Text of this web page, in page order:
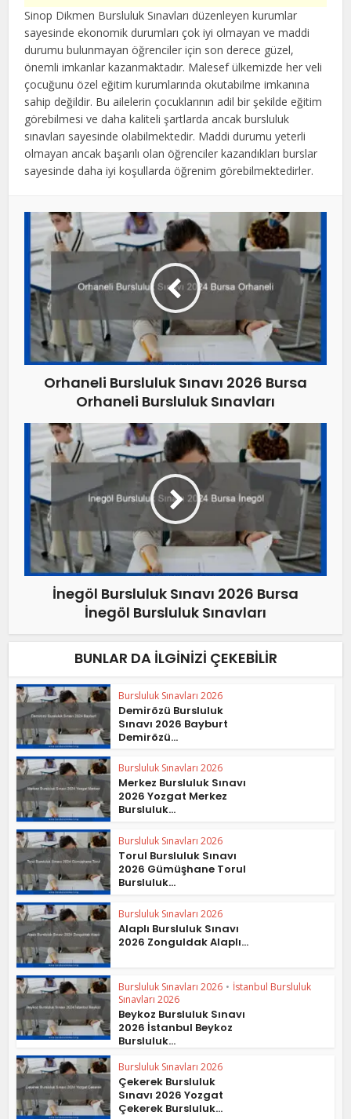
alan
boş
bırakılmalıdır
Sinop Dikmen Bursluluk Sınavları düzenleyen kurumlar
sayesinde ekonomik durumları çok iyi olmayan ve maddi
durumu bulunmayan öğrenciler için son derece güzel,
önemli imkanlar kazanmaktadır. Malesef ülkemizde her veli
çocuğunu özel eğitim kurumlarında okutabilme imkanına
sahip değildir. Bu ailelerin çocuklarının adil bir şekilde eğitim
görebilmesi ve daha kaliteli şartlarda ancak bursluluk
sınavları sayesinde olabilmektedir. Maddi durumu yeterli
olmayan ancak başarılı olan öğrenciler kazandıkları burslar
sayesinde daha iyi koşullarda öğrenim görebilmektedirler.
Orhaneli Bursluluk Sınavı 2026 Bursa
Orhaneli Bursluluk Sınavları
İnegöl Bursluluk Sınavı 2026 Bursa
İnegöl Bursluluk Sınavları
BUNLAR DA İLGINIZI ÇEKEBILIR
Bursluluk Sınavları 2026
Demirözü Bursluluk
Sınavı 2026 Bayburt
Demirözü...
Bursluluk Sınavları 2026
Merkez Bursluluk Sınavı
2026 Yozgat Merkez
Bursluluk...
Bursluluk Sınavları 2026
Torul Bursluluk Sınavı
2026 Gümüşhane Torul
Bursluluk...
Bursluluk Sınavları 2026
Alaplı Bursluluk Sınavı
2026 Zonguldak Alaplı...
Bursluluk Sınavları 2026 • İstanbul Bursluluk
Sınavları 2026
Beykoz Bursluluk Sınavı
2026 İstanbul Beykoz
Bursluluk...
Bursluluk Sınavları 2026
Çekerek Bursluluk
Sınavı 2026 Yozgat
Çekerek Bursluluk...